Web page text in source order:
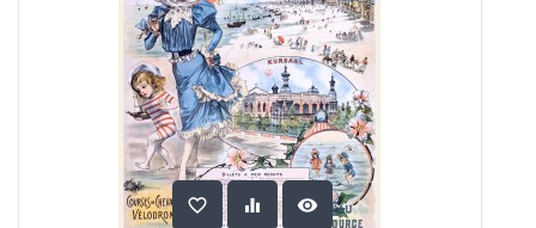
favorite_border equalizer visibility